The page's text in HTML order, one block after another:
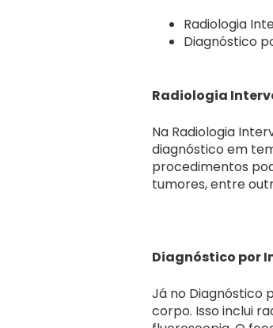
Radiologia
Diagnóstico
Radiologia
Na Radiologia
diagnóstico em
procedimentos
tumores, entre
Diagnóstico por
Já no Diagnóstico
corpo. Isso inclui